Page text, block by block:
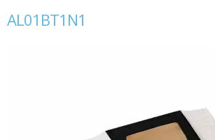
AL01BT1N1